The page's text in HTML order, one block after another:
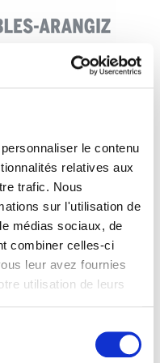
le contenu
relatives aux
trafic. Nous
sur l'utilisation de
médias sociaux, de
combiner celles-ci
leur avez fournies
utilisation de leurs
27-M
KB
Gasteiz e
27 DE MARZO...¡A
DE LA
EGUNA.
ATAQUE A LOS